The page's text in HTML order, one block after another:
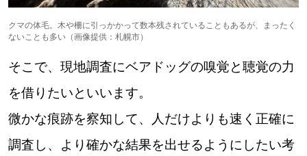
クマの体毛。木や柵に引っかかって数本残されていることもあるが、まったく
ないことも多い（画像提供：札幌市）
そこで、現地調査にベアドッグの嗅覚と聴覚の力
を借りたいといいます。
微かな痕跡を察知して、人だけよりも速く正確に
調査し、より確かな結果を出せるようにしたい考